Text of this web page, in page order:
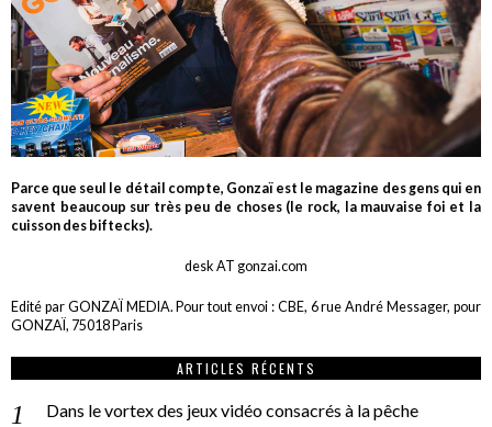
Parce que seul le détail compte, Gonzaï est le magazine des gens qui en
savent beaucoup sur très peu de choses (le rock, la mauvaise foi et la
cuisson des biftecks).
desk AT gonzai.com
Edité par GONZAÏ MEDIA. Pour tout envoi : CBE, 6 rue André Messager, pour
GONZAÏ, 75018 Paris
ARTICLES RÉCENTS
Dans le vortex des jeux vidéo consacrés à la pêche